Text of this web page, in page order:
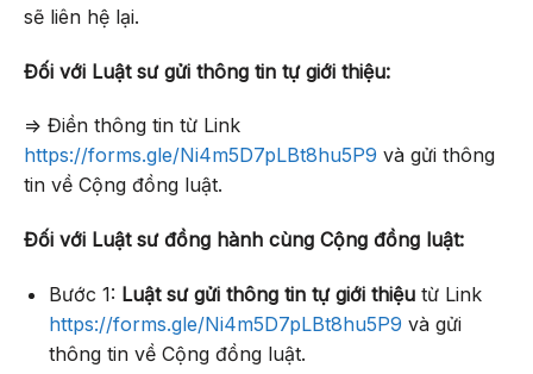
sẽ liên hệ lại.
Đối với Luật sư gửi thông tin tự giới thiệu:
=> Điền thông tin từ Link
https://forms.gle/Ni4m5D7pLBt8hu5P9 và gửi thông
tin về Cộng đồng luật.
Đối với Luật sư đồng hành cùng Cộng đồng luật:
Bước 1: Luật sư gửi thông tin tự giới thiệutừ Link
https://forms.gle/Ni4m5D7pLBt8hu5P9 và gửi
thông tin về Cộng đồng luật.